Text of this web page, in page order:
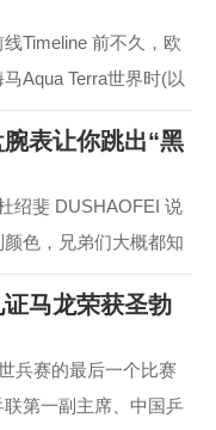
Timeline 前不久，欧
Aqua Terra世界时(以
虽然，海马AT世界
就...表让你跳出“黑
绍斐 DUSHAOFEI 说
色，兄弟们大概都知
男人不出错的选择。
一...马龙荣获圣勃
兵赛的最后一个比赛
第一副主席、中国乒